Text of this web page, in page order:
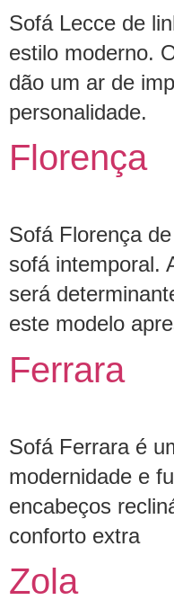
Sofá Lecce de
estilo moderno.
dão um ar de
personalidade.
Florença
Sofá Florença
sofá intemporal.
será
este modelo
Ferrara
Sofá Ferrara é
modernidade e
encabeços
conforto extra
Zola